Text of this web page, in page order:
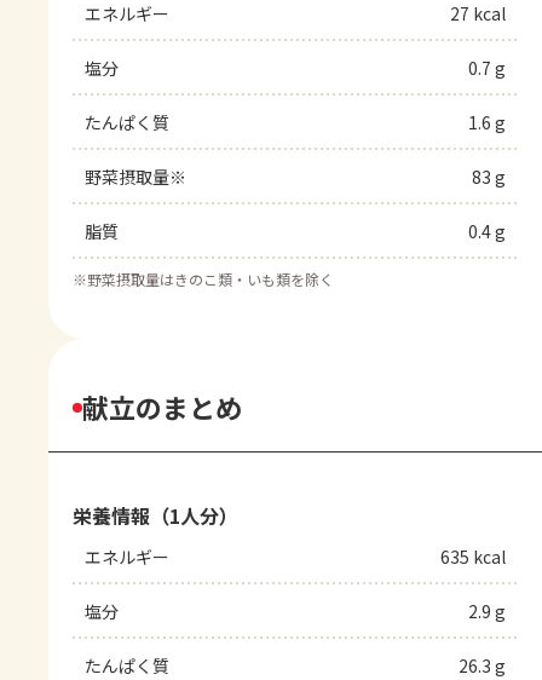
エネルギー 27 kcal
塩分 0.7 g
たんぱく質 1.6 g
野菜摂取量※ 83 g
脂質 0.4 g
※野菜摂取量はきのこ類・いも類を除く
献立のまとめ
栄養情報（1人分）
エネルギー 635 kcal
塩分 2.9 g
たんぱく質 26.3 g